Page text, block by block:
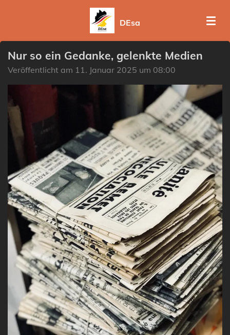
DEsa
Nur so ein Gedanke, gelenkte Medien
Veröffentlicht am 11. Januar 2025 um 08:00